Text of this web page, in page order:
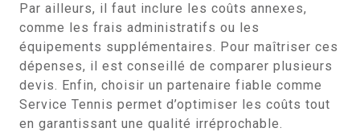
Par ailleurs, il faut inclure les coûts annexes,
comme les frais administratifs ou les
équipements supplémentaires. Pour maîtriser ces
dépenses, il est conseillé de comparer plusieurs
devis. Enfin, choisir un partenaire fiable comme
Service Tennis permet d’optimiser les coûts tout
en garantissant une qualité irréprochable.